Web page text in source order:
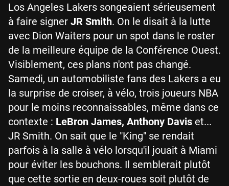
Los Angeles Lakers songeaient sérieusement
à faire signer JR Smith. On le disait à la lutte
avec Dion Waiters pour un spot dans le roster
de la meilleure équipe de la Conférence Ouest.
Visiblement, ces plans n'ont pas changé.
Samedi, un automobiliste fans des Lakers a eu
la surprise de croiser, à vélo, trois joueurs NBA
pour le moins reconnaissables, même dans ce
contexte : LeBron James, Anthony Davis et...
JR Smith. On sait que le "King" se rendait
parfois à la salle à vélo lorsqu'il jouait à Miami
pour éviter les bouchons. Il semblerait plutôt
que cette sortie en deux-roues soit plutôt de